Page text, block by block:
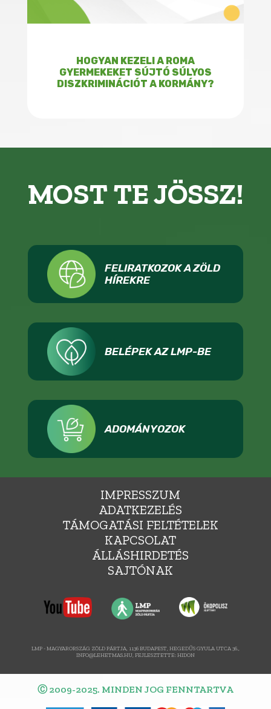
HOGYAN KEZELI A ROMA
GYERMEKEKET SÚJTÓ SÚLYOS
DISZKRIMINÁCIÓT A KORMÁNY?
MOST TE JÖSSZ!
FELIRATKOZOK A ZÖLD
HÍREKRE
BELÉPEK AZ LMP-BE
ADOMÁNYOZOK
IMPRESSZUM
ADATKEZELÉS
TÁMOGATÁSI FELTÉTELEK
KAPCSOLAT
ÁLLÁSHIRDETÉS
SAJTÓNAK
LMP - MAGYARORSZÁG ZÖLD PÁRTJA, 1136 BUDAPEST, HEGEDŰS GYULA UTCA 36.,
INFO@LEHETMAS.HU, FEJLESZTETTE:HIDON
Ⓒ 2009-2025. MINDEN JOG FENNTARTVA